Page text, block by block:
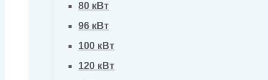
80 кВт
96 кВт
100 кВт
120 кВт